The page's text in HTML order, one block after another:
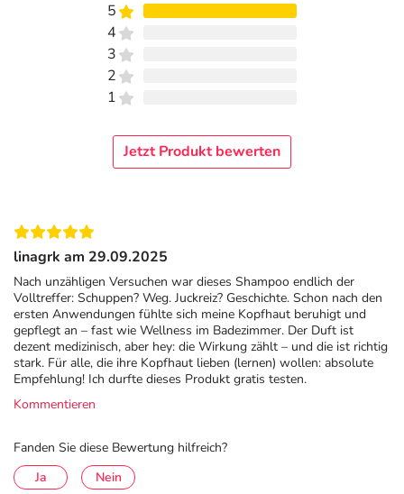
Anti-Schuppen Shampoo mit Salicylsäure
Die Wirkstoffkombination des Anti-Schuppen Shampoos
auf die Bedürfnisse von trockenem Haar abgestimmt
beugt Schuppenbildung vor
Vitamin-E und Cohesyl™fördern das Gleichgewicht der
einen Termin bei unseren Expert:innen für eine
Dermatologische Beratung
Anwendung
Tragen Sie das Vichy Dercos Anti-Schuppen Shampoo für
trockenes Haar auf die nasse Kopfhaut auf, massieren Sie
es mit sanften Bewegungen ein und lassen Sie es bei der
ersten Anwendung zwei Minuten einwirken. Danach
gründlich ausspülen. Bei den folgenden Anwendungen
ersten vier Wochen wird das Anti-Schuppen Shampoo für
trockene, juckende Kopfhaut drei mal pro Woche als Kur
5
4
3
2
1
Jetzt Produkt bewerten
linagrk am 29.09.2025
Nach unzähligen Versuchen war dieses Shampoo endlich der
Volltreffer: Schuppen? Weg. Juckreiz? Geschichte. Schon nach den
ersten Anwendungen fühlte sich meine Kopfhaut beruhigt und
gepflegt an – fast wie Wellness im Badezimmer. Der Duft ist
dezent medizinisch, aber hey: die Wirkung zählt – und die ist richtig
stark. Für alle, die ihre Kopfhaut lieben (lernen) wollen: absolute
Empfehlung! Ich durfte dieses Produkt gratis testen.
Kommentieren
Fanden Sie diese Bewertung hilfreich?
Ja
Nein